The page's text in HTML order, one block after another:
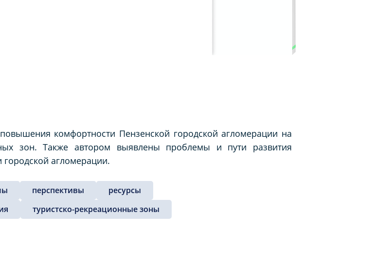
комфортности Пензенской городской агломерации на
зон. Также автором выявлены проблемы и пути развития
городской агломерации.
перспективы
ресурсы
туристско-рекреационные зоны